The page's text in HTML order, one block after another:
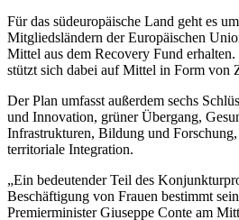
Für das südeuropäische Land geht es
Mitgliedsländern der Europäischen
Mittel aus dem Recovery Fund
stützt sich dabei auf Mittel in Form von
Der Plan umfasst außerdem sechs
und Innovation, grüner Übergang,
Infrastrukturen, Bildung und
territoriale Integration.
„Ein bedeutender Teil des
Beschäftigung von Frauen bestimmt
Premierminister Giuseppe Conte am